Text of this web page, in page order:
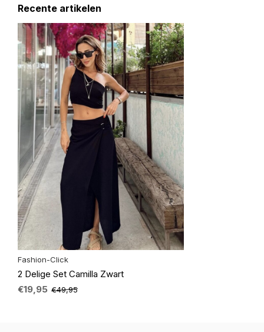
Recente artikelen
Fashion-Click
2 Delige Set Camilla Zwart
€19,95 €49,95